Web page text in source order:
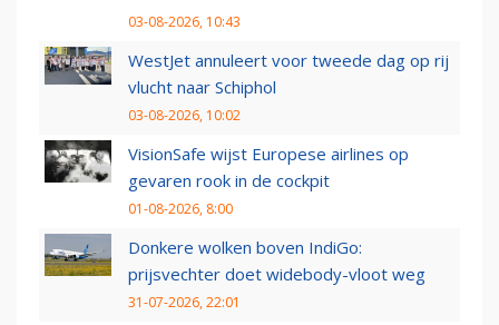
03-08-2026, 10:43
WestJet annuleert voor tweede dag op rij
vlucht naar Schiphol
03-08-2026, 10:02
VisionSafe wijst Europese airlines op
gevaren rook in de cockpit
01-08-2026, 8:00
Donkere wolken boven IndiGo:
prijsvechter doet widebody-vloot weg
31-07-2026, 22:01